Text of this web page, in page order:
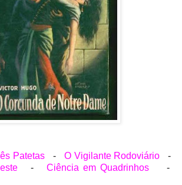
Patetas -O Vigilante Rodoviário -
- Ciência em Quadrinhos
-